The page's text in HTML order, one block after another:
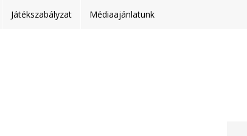
Játékszabályzat Médiaajánlatunk